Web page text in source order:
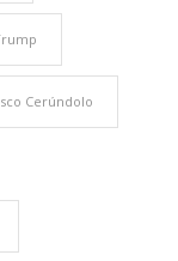
Cerúndolo